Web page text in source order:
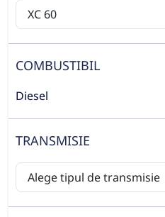
Volvo
COMBUSTIBIL
Diesel
TRANSMISIE